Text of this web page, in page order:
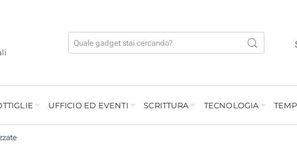
UFFICIO ED EVENTI SCRITTURA TECNOLOGIA